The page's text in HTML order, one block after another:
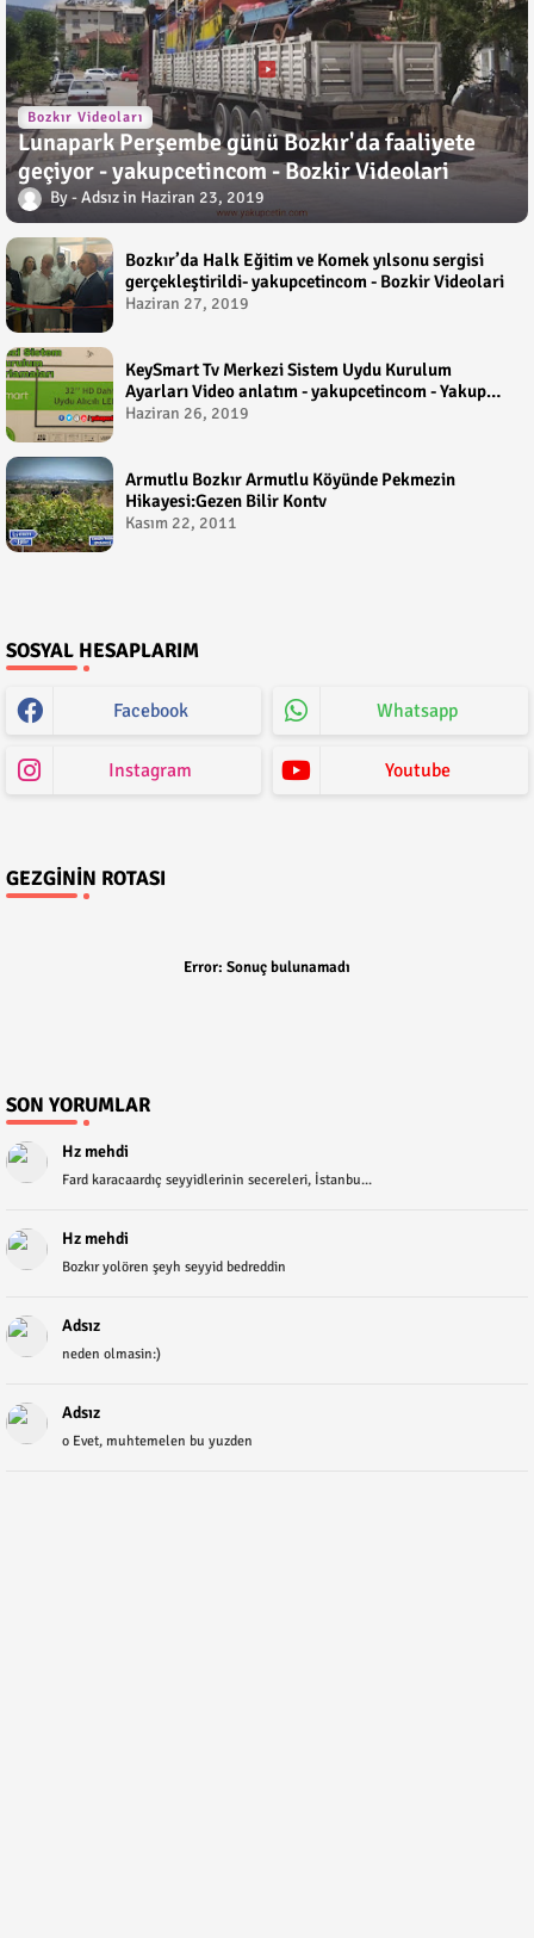
Bozkır Videoları
Lunapark Perşembe günü Bozkır'da faaliyete
geçiyor - yakupcetincom - Bozkir Videolari
Adsız Haziran 23, 2019
Bozkır’da Halk Eğitim ve Komek yılsonu sergisi
gerçekleştirildi- yakupcetincom - Bozkir Videolari
Haziran 27, 2019
KeySmart Tv Merkezi Sistem Uydu Kurulum
Ayarları Video anlatım - yakupcetincom - Yakup
Çetin
Haziran 26, 2019
Armutlu Bozkır Armutlu Köyünde Pekmezin
Hikayesi:Gezen Bilir Kontv
Kasım 22, 2011
SOSYAL HESAPLARIM
Facebook Whatsapp
Instagram Youtube
GEZGININ ROTASI
Error: Sonuç bulunamadı
SON YORUMLAR
Hz mehdi
Fard karacaardıç seyyidlerinin secereleri, İstanbu...
Hz mehdi
Bozkır yolören şeyh seyyid bedreddin
Adsız
neden olmasin:)
Adsız
o Evet, muhtemelen bu yuzden